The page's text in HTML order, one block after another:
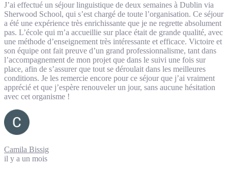
J’ai effectué un séjour linguistique de deux semaines à Dublin via
Sherwood School, qui s’est chargé de toute l’organisation. Ce séjour
a été une expérience très enrichissante que je ne regrette absolument
pas. L’école qui m’a accueillie sur place était de grande qualité, avec
une méthode d’enseignement très intéressante et efficace. Victoire et
son équipe ont fait preuve d’un grand professionnalisme, tant dans
l’accompagnement de mon projet que dans le suivi une fois sur
place, afin de s’assurer que tout se déroulait dans les meilleures
conditions. Je les remercie encore pour ce séjour que j’ai vraiment
apprécié et que j’espère renouveler un jour, sans aucune hésitation
avec cet organisme !
Camila Bissig
il y a un mois